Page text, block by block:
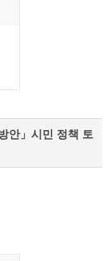
안」시민 정책 토